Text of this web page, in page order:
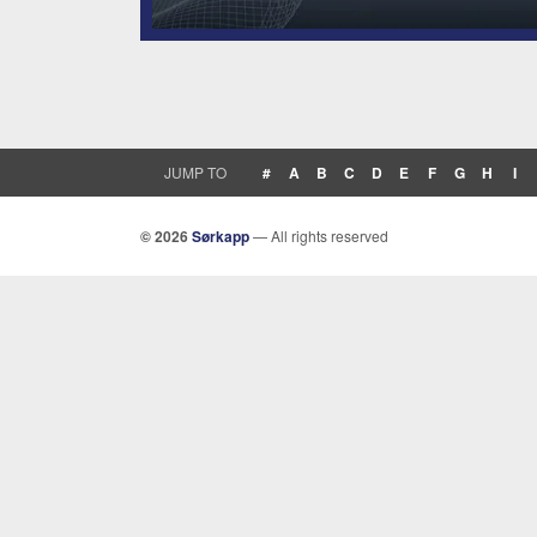
JUMP TO # A B C D E F G H I
© 2026Sørkapp— All rights reserved